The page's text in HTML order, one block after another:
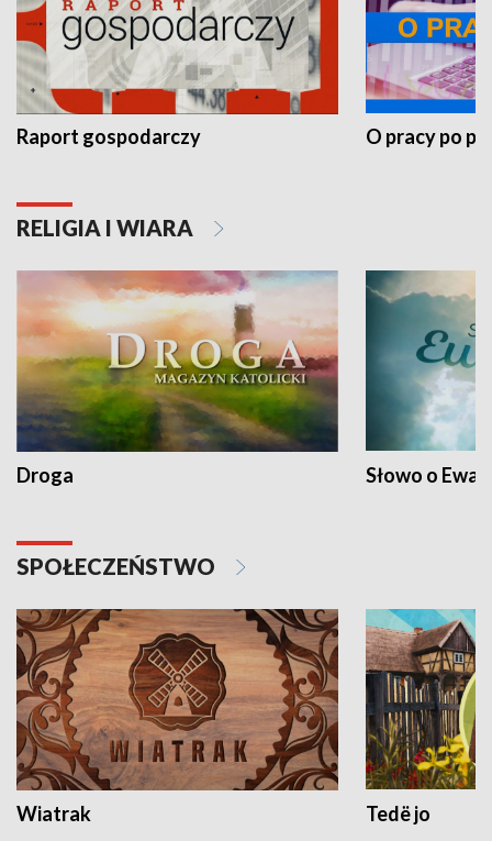
Raport gospodarczy O pracy po
RELIGIA I WIARA
Droga Słowo o
SPOŁECZEŃSTWO
Wiatrak Tedë jo